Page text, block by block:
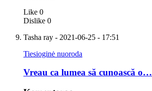
Like 0
Dislike 0
Tasha ray - 2021-06-25 - 17:51
Tiesioginė nuoroda
Vreau ca lumea să cunoască o…